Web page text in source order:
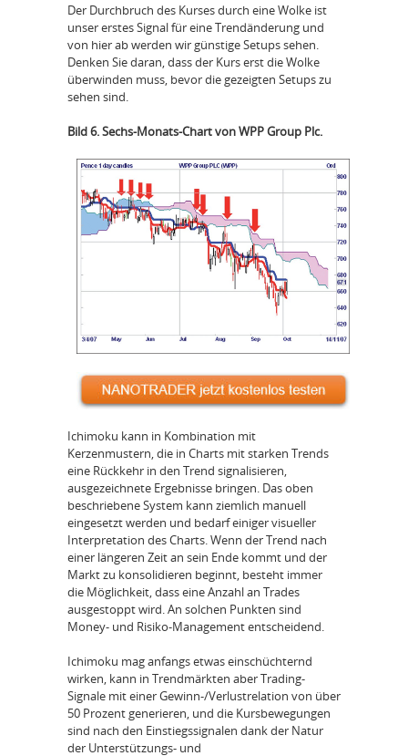
Der Durchbruch des Kurses durch eine Wolke ist
unser erstes Signal für eine Trendänderung und
von hier ab werden wir günstige Setups sehen.
Denken Sie daran, dass der Kurs erst die Wolke
überwinden muss, bevor die gezeigten Setups zu
sehen sind.
Bild 6. Sechs-Monats-Chart von WPP Group Plc.
Ichimoku kann in Kombination mit
Kerzenmustern, die in Charts mit starken Trends
eine Rückkehr in den Trend signalisieren,
ausgezeichnete Ergebnisse bringen. Das oben
beschriebene System kann ziemlich manuell
eingesetzt werden und bedarf einiger visueller
Interpretation des Charts. Wenn der Trend nach
einer längeren Zeit an sein Ende kommt und der
Markt zu konsolidieren beginnt, besteht immer
die Möglichkeit, dass eine Anzahl an Trades
ausgestoppt wird. An solchen Punkten sind
Money- und Risiko-Management entscheidend.
Ichimoku mag anfangs etwas einschüchternd
wirken, kann in Trendmärkten aber Trading-
Signale mit einer Gewinn-/Verlustrelation von über
50 Prozent generieren, und die Kursbewegungen
sind nach den Einstiegssignalen dank der Natur
der Unterstützungs- und